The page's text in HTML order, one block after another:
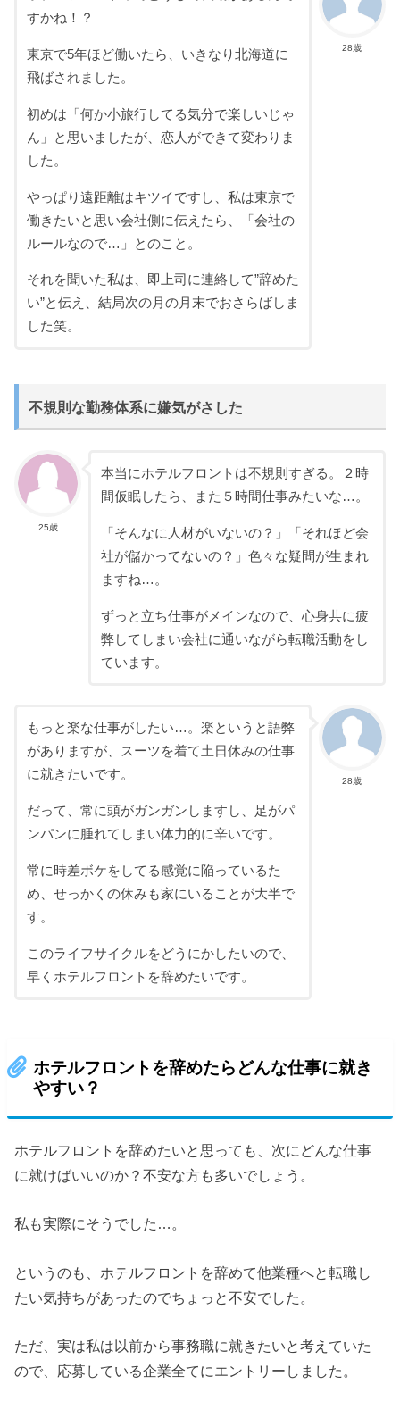
28歳
すかね！？
東京で5年ほど働いたら、いきなり北海道に
飛ばされました。
初めは「何か小旅行してる気分で楽しいじゃ
ん」と思いましたが、恋人ができて変わりま
した。
やっぱり遠距離はキツイですし、私は東京で
働きたいと思い会社側に伝えたら、「会社の
ルールなので…」とのこと。
それを聞いた私は、即上司に連絡して”辞めた
い”と伝え、結局次の月の月末でおさらばしま
した笑。
不規則な勤務体系に嫌気がさした
25歳
本当にホテルフロントは不規則すぎる。２時
間仮眠したら、また５時間仕事みたいな…。
「そんなに人材がいないの？」「それほど会
社が儲かってないの？」色々な疑問が生まれ
ますね…。
ずっと立ち仕事がメインなので、心身共に疲
弊してしまい会社に通いながら転職活動をし
ています。
28歳
もっと楽な仕事がしたい…。楽というと語弊
がありますが、スーツを着て土日休みの仕事
に就きたいです。
だって、常に頭がガンガンしますし、足がパ
ンパンに腫れてしまい体力的に辛いです。
常に時差ボケをしてる感覚に陥っているた
め、せっかくの休みも家にいることが大半で
す。
このライフサイクルをどうにかしたいので、
早くホテルフロントを辞めたいです。
ホテルフロントを辞めたらどんな仕事に就き
やすい？
ホテルフロントを辞めたいと思っても、次にどんな仕事
に就けばいいのか？不安な方も多いでしょう。
私も実際にそうでした…。
というのも、ホテルフロントを辞めて他業種へと転職し
たい気持ちがあったのでちょっと不安でした。
ただ、実は私は以前から事務職に就きたいと考えていた
ので、応募している企業全てにエントリーしました。